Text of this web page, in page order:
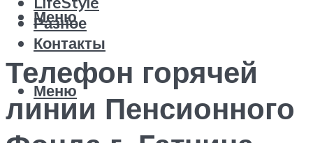
Разное
Контакты
Меню
Меню
Телефон горячей
линии Пенсионного